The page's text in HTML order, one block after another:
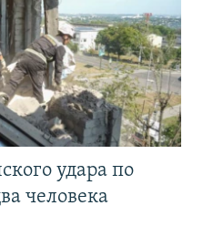
удара по
человека